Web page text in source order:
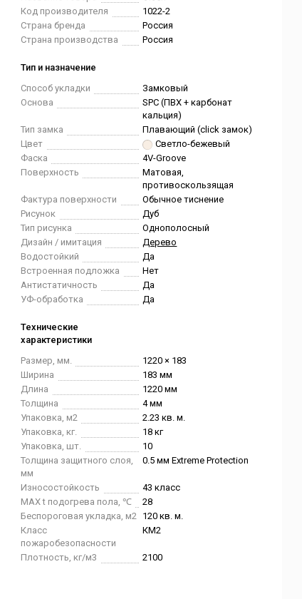
Код производителя
1022-2
Страна бренда
Россия
Страна производства
Россия
Тип и назначение
Способ укладки
Замковый
Основа
SPC (ПВХ + карбонат
кальция)
Тип замка
Плавающий (click замок)
Цвет
Светло-бежевый
Фаска
4V-Groove
Поверхность
Матовая,
противоскользящая
Фактура поверхности
Обычное тиснение
Рисунок
Дуб
Тип рисунка
Однополосный
Дизайн / имитация
Дерево
Водостойкий
Да
Встроенная подложка
Нет
Антистатичность
Да
УФ-обработка
Да
Технические
характеристики
Размер, мм.
1220 × 183
Ширина
183 мм
Длина
1220 мм
Толщина
4 мм
Упаковка, м2
2.23 кв. м.
Упаковка, кг.
18 кг
Упаковка, шт.
10
Толщина защитного слоя,
мм
0.5 мм Extreme Protection
Износостойкость
43 класс
MAX t подогрева пола, ℃
28
Беспороговая укладка, м2 120 кв. м.
Класс
пожаробезопасности
КМ2
Плотность, кг/м3 2100